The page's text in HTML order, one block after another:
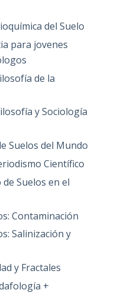
del Suelo
para jovenes
de la
y Sociología
Suelos del Mundo
Científico
Suelos en el
Contaminación
Salinización y
y Fractales
+